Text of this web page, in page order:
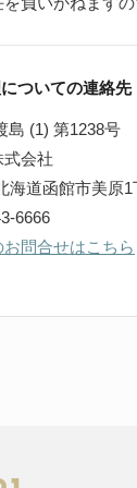
ついての連絡先
島 (1) 第1238号
会社
海道函館市美原
6666
問合せはこちら